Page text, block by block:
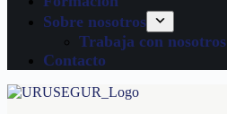
Sobre nosotros
Trabaja con nosotros
Contacto